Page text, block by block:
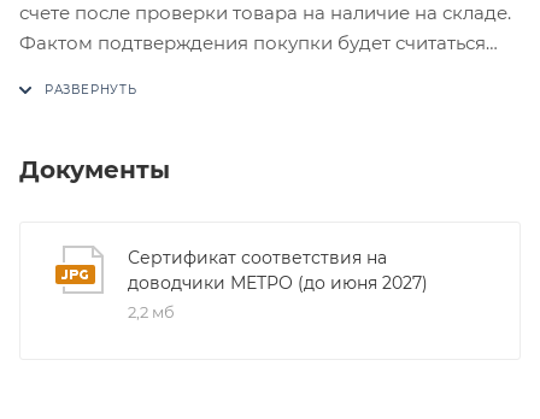
счете после проверки товара на наличие на складе.
Фактом подтверждения покупки будет считаться
Документы
Сертификат соответствия на
доводчики МЕТРО (до июня 2027)
2,2 мб